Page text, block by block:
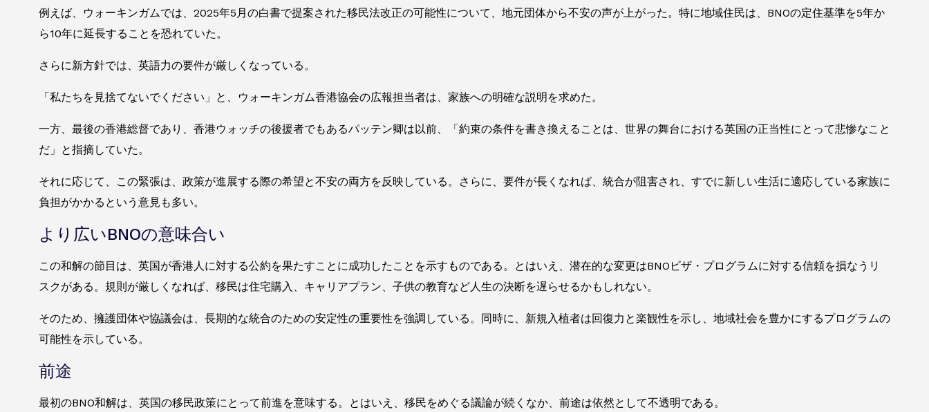
例えば、ウォーキンガムでは、2025年5月の白書で提案された移民法改正の可能性について、地元団体から不安の声が上がった。特に地域住民は、BNOの定住基準を5年か
ら10年に延長することを恐れていた。
さらに新方針では、英語力の要件が厳しくなっている。
「私たちを見捨てないでください」と、ウォーキンガム香港協会の広報担当者は、家族への明確な説明を求めた。
一方、最後の香港総督であり、香港ウォッチの後援者でもあるパッテン卿は以前、「約束の条件を書き換えることは、世界の舞台における英国の正当性にとって悲惨なこと
だ」と指摘していた。
それに応じて、この緊張は、政策が進展する際の希望と不安の両方を反映している。さらに、要件が長くなれば、統合が阻害され、すでに新しい生活に適応している家族に
負担がかかるという意見も多い。
より広いBNOの意味合い
この和解の節目は、英国が香港人に対する公約を果たすことに成功したことを示すものである。とはいえ、潜在的な変更はBNOビザ・プログラムに対する信頼を損なうリ
スクがある。規則が厳しくなれば、移民は住宅購入、キャリアプラン、子供の教育など人生の決断を遅らせるかもしれない。
そのため、擁護団体や協議会は、長期的な統合のための安定性の重要性を強調している。同時に、新規入植者は回復力と楽観性を示し、地域社会を豊かにするプログラムの
可能性を示している。
前途
最初のBNO和解は、英国の移民政策にとって前進を意味する。とはいえ、移民をめぐる議論が続くなか、前途は依然として不透明である。